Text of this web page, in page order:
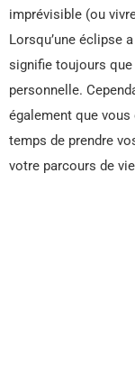
imprévisible (ou
Lorsqu’une éclipse
signifie toujours
personnelle.
également que
temps de prendre
votre parcours de